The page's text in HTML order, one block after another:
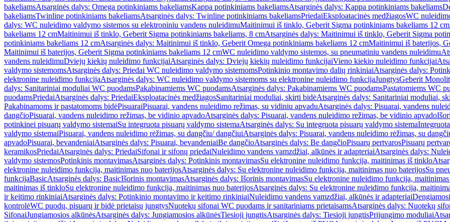
bakeliamsAtsarginės dalys: Omega potinkiniams bakeliamsKappa potinkiniams bakeliamsAtsarginės dalys: Kappa potinkiniams bakeliams
bakeliamsTwinline potinkiniams bakeliamsAtsarginės dalys: Twinline potinkiniams bakeliamsPriedaiEksploatacinės medžiagosWC
dalys: WC nuleidimo valdymo sistemos su elektroniniu vandens nuleidimuMaitinimui iš tinklo, Geberit Sigma potinkiniams bakeliams 12 cm
bakeliams 12 cmMaitinimui iš tinklo, Geberit Sigma potinkiniams bakeliams, 8 cmAtsarginės dalys: Maitinimui iš tinklo, Geberit Sigma
potinkiniams bakeliams 12 cmAtsarginės dalys: Maitinimui iš tinklo, Geberit Omega potinkiniams bakeliams 12 cmMaitinimui iš baterijos,
Maitinimui iš baterijos, Geberit Sigma potinkiniams bakeliams 12 cmWC nuleidimo valdymo sistemos, su pneumatiniu vandens nuleidimu
vandens nuleidimuDviejų kiekių nuleidimo funkcijaiAtsarginės dalys: Dviejų kiekių nuleidimo funkcijaiVieno kiekio nuleidimo funkcijai
valdymo sistemomsAtsarginės dalys: Priedai WC nuleidimo valdymo sistemomsPotinkinio montavimo dalių rinkiniaiAtsarginės dalys:
elektronine nuleidimo funkcijaAtsarginės dalys: WC nuleidimo valdymo sistemoms su elektronine nuleidimo funkcijaJungtysGeberit
dalys: Sanitariniai moduliai WC puodamsPakabinamiems WC puodamsAtsarginės dalys: Pakabinamiems WC puodamsPastatomiems WC
puodamsPriedaiAtsarginės dalys: PriedaiEksploatacinės medžiagosSanitariniai moduliai, skirti bidėAtsarginės dalys: Sanitariniai moduliai,
Pakabinamoms ir pastatomoms bidėPisuaraiPisuarai, vandens nuleidimo režimas, su vidiniu apvaduAtsarginės dalys: Pisuarai, vandens
dangčioPisuarai, vandens nuleidimo režimas, be vidinio apvadoAtsarginės dalys: Pisuarai, vandens nuleidimo režimas, be vidinio apvado
potinkinei pisuarų valdymo sistemaiSu integruota pisuarų valdymo sistemaAtsarginės dalys: Su integruota pisuarų valdymo sistema
valdymo sistemaiPisuarai, vandens nuleidimo rėžimas, su dangčiu/ dangčiuiAtsarginės dalys: Pisuarai, vandens nuleidimo rėžimas, su
apvadoPisuarai, bevandeniaiAtsarginės dalys: Pisuarai, bevandeniaiBe dangčioAtsarginės dalys: Be dangčioPisuarų pertvarosPisuarų
keramikosPriedaiAtsarginės dalys: PriedaiSifonai ir sifonų priedaiNuleidimo vandens vamzdžiai, alkūnės ir adapteriaiAtsarginės dalys:
valdymo sistemosPotinkinis montavimasAtsarginės dalys: Potinkinis montavimasSu elektronine nuleidimo funkcija, maitinimas iš tinklo
elektronine nuleidimo funkcija, maitinimas nuo baterijosAtsarginės dalys: Su elektronine nuleidimo funkcija, maitinimas nuo baterijosSu
funkcijaBasicAtsarginės dalys: BasicIšorinis montavimasAtsarginės dalys: Išorinis montavimasSu elektronine nuleidimo funkcija,
maitinimas iš tinkloSu elektronine nuleidimo funkcija, maitinimas nuo baterijosAtsarginės dalys: Su elektronine nuleidimo funkcija,
ir keitimo rinkiniaiAtsarginės dalys: Potinkinio montavimo ir keitimo rinkiniaiNuleidimo vandens vamzdžiai, alkūnės ir adapteriai
kontrolėWC puodų, pisuarų ir bidė prietaisų jungtysNuotekų sifonai WC puodams ir sanitariniams prietaisamsAtsarginės dalys: Nuotekų
SifonaiJungiamosios alkūnėsAtsarginės dalys: Jungiamosios alkūnėsTiesioji jungtisAtsarginės dalys: Tiesioji jungtisPrijungimo moduliai